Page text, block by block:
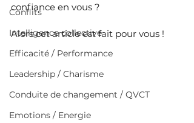
Conflits
Intelligence collective
Efficacité / Performance
Leadership / Charisme
Conduite de changement / QVCT
Emotions / Energie
confiance en vous ?
Alors cet article est fait pour vous !